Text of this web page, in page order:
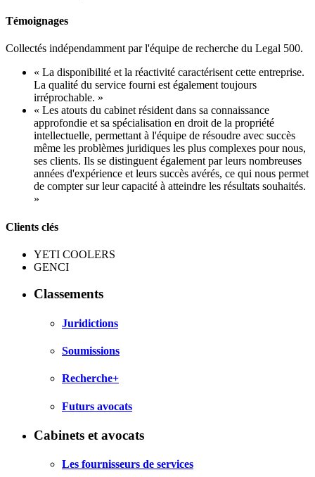
Témoignages
Collectés indépendamment par l'équipe de recherche du Legal 500.
« La disponibilité et la réactivité caractérisent cette entreprise.
La qualité du service fourni est également toujours
irréprochable. »
« Les atouts du cabinet résident dans sa connaissance
approfondie et sa spécialisation en droit de la propriété
intellectuelle, permettant à l'équipe de résoudre avec succès
même les problèmes juridiques les plus complexes pour nous,
ses clients. Ils se distinguent également par leurs nombreuses
années d'expérience et leurs succès avérés, ce qui nous permet
de compter sur leur capacité à atteindre les résultats souhaités.
»
Clients clés
YETI COOLERS
GENCI
Classements
Juridictions
Soumissions
Recherche+
Futurs avocats
Cabinets et avocats
Les fournisseurs de services